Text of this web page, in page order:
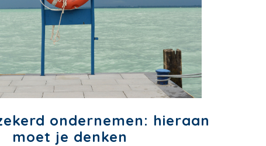
ondernemen: hieraan
moet je denken